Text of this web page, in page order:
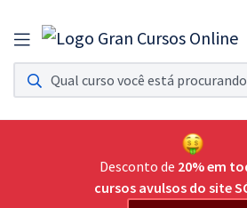
Assinatura Ilimitada 11
Acesso a todos os cursos. Teste grátis por 7 dias!
Assinatura OAB Até Passar
Acesso ilimitado a toda preparação para o Exame
Desconto de 20% em
cursos avulsos do site